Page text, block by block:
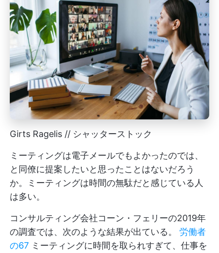
Girts Ragelis // シャッターストック
ミーティングは電子メールでもよかったのでは、
と同僚に提案したいと思ったことはないだろう
か。ミーティングは時間の無駄だと感じている人
は多い。
コンサルティング会社コーン・フェリーの2019年
の調査では、次のような結果が出ている。 労働者
の67 ミーティングに時間を取られすぎて、仕事を